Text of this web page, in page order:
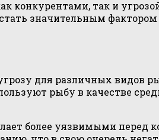
так и
значительным
для различных видов
рыбу в качестве
более уязвимыми перед